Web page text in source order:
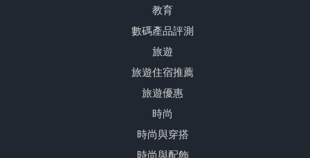
教育
數碼產品評測
旅遊
旅遊住宿推薦
旅遊優惠
時尚
時尚與穿搭
時尚與配飾